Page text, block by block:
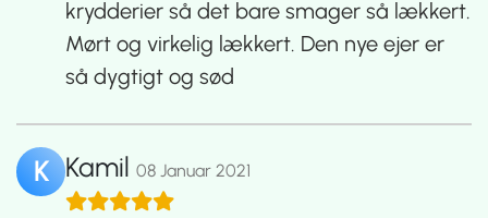
krydderier så det bare smager så lækkert.
Mørt og virkelig lækkert. Den nye ejer er
så dygtigt og sød
K Kamil 08 Januar 2021